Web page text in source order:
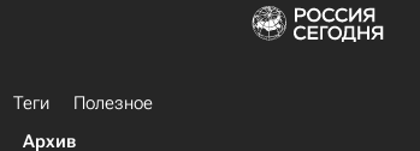
Теги
Полезное
Архив